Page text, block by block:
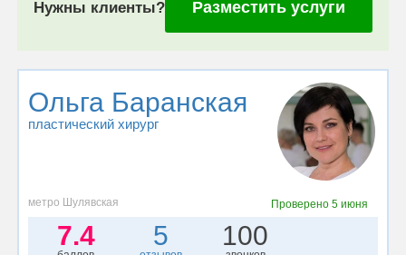
Нужны клиенты? Разместить услуги
Ольга Баранская
пластический хирург
метро Шулявская Проверено5 июня
7.4 5 100